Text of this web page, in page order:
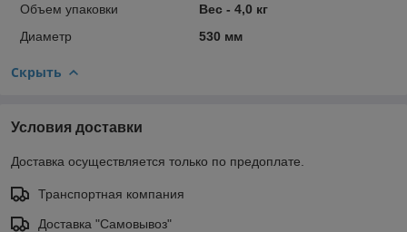
Объем упаковки
Вес - 4,0 кг
Диаметр
530 мм
Скрыть
Условия доставки
Доставка осуществляется только по предоплате.
Транспортная компания
Доставка "Самовывоз"